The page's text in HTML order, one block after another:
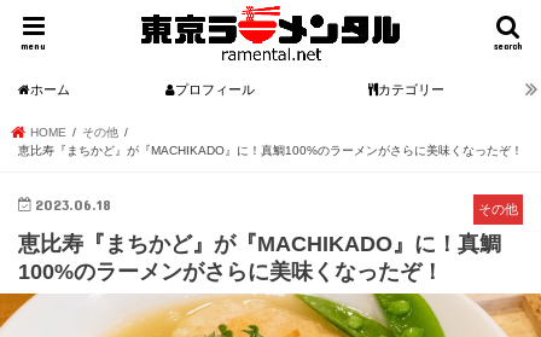
search
menu
ホーム プロフィール カテゴリー
HOME
その他
恵比寿『まちかど』が『MACHIKADO』に！真鯛100%のラーメンがさらに美味くなったぞ！
その他
2023.06.18
恵比寿『まちかど』が『MACHIKADO』に！真鯛
100%のラーメンがさらに美味くなったぞ！